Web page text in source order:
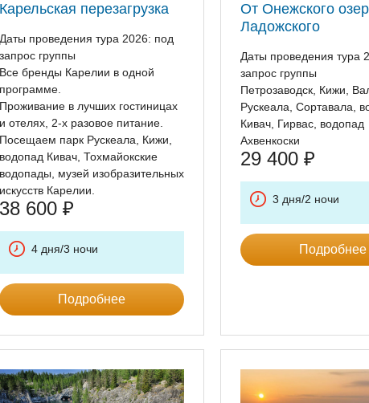
Карельская перезагрузка
Даты проведения тура 2026: под
запрос группы
Все бренды Карелии в одной
программе.
Проживание в лучших гостиницах
и отелях, 2-х разовое питание.
Посещаем парк Рускеала, Кижи,
водопад Кивач, Тохмайокские
водопады, музей изобразительных
искусств Карелии.
38 600 ₽
4 дня/3 ночи
Подробнее
От Онежского
Ладожского
Даты проведения тура
запрос группы
Петрозаводск, Кижи,
Рускеала, Сортавала,
Кивач, Гирвас, водопад
Ахвенкоски
29 400 ₽
3 дня/2 ночи
Подробнее